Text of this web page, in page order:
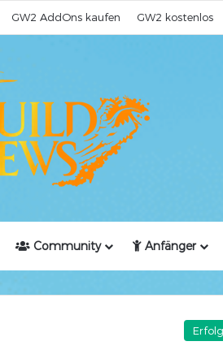
GW2 AddOns kaufen GW2 kostenlos
Community Anfänger